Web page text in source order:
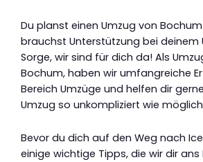
Du planst einen Umzug von
brauchst Unterstützung bei deinem
Sorge, wir sind für dich da! Als
Bochum, haben wir umfangreiche
Bereich Umzüge und helfen dir
Umzug so unkompliziert wie
Bevor du dich auf den Weg nach
einige wichtige Tipps, die wir dir ans